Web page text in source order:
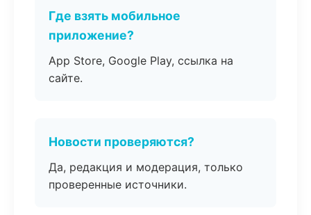
Где взять мобильное
приложение?
App Store, Google Play, ссылка на
сайте.
Новости проверяются?
Да, редакция и модерация, только
проверенные источники.